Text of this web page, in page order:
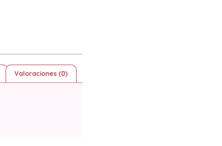
Valoraciones (0)